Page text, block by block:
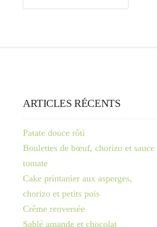
ARTICLES RÉCENTS
Patate douce rôti
Boulettes de bœuf, chorizo et sauce
tomate
Cake printanier aux asperges,
chorizo et petits pois
Crême renversée
Sablé amande et chocolat